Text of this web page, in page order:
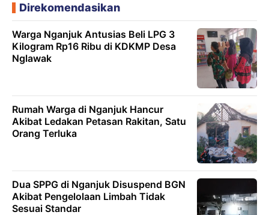
Direkomendasikan
Warga Nganjuk Antusias Beli LPG 3
Kilogram Rp16 Ribu di KDKMP Desa
Nglawak
Rumah Warga di Nganjuk Hancur
Akibat Ledakan Petasan Rakitan, Satu
Orang Terluka
Dua SPPG di Nganjuk Disuspend BGN
Akibat Pengelolaan Limbah Tidak
Sesuai Standar